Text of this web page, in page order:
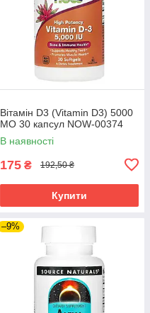
Вітамін D3 (Vitamin D3) 5000
МО 30 капсул NOW-00374
В наявності
175 ₴ 192,50 ₴
Купити
–9%